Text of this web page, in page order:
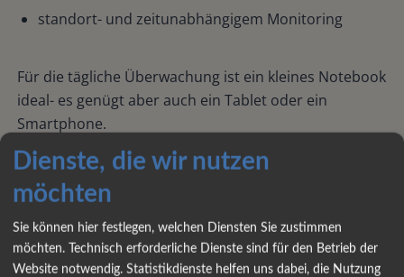
standort- und zeitunabhängigem Monitoring
Für die tägliche Überwachung ist ein kleines Notebook
ideal- es genügt aber auch ein Tablet oder ein
Smartphone.
Dadurch entsteht die Flexibilität, Trading mit einem
mobilen Lebensstil zu verbinden, ohne auf
professionelle Abläufe verzichten zu müssen.
Dienste, die wir nutzen
möchten
Sie können hier festlegen, welchen Diensten Sie zustimmen
möchten. Technisch erforderliche Dienste sind für den Betrieb der
Website notwendig. Statistikdienste helfen uns dabei, die Nutzung